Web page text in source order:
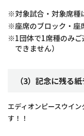
※対象試合・対象席種
※座席のブロック・座
※1団体で1席種のみご
できません）
（3）記念に残る
エディオンピースウイ
す！！